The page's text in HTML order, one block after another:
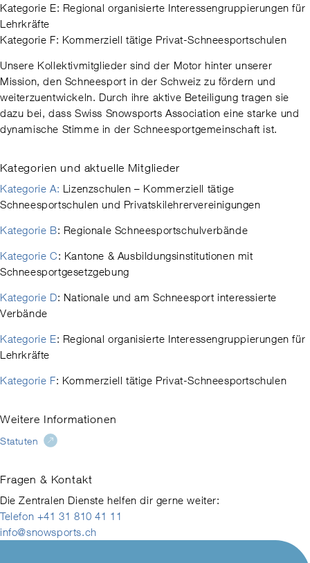
Kategorie E: Regional organisierte Interessengruppierungen für
Lehrkräfte
Kategorie F: Kommerziell tätige Privat-Schneesportschulen
Unsere Kollektivmitglieder sind der Motor hinter unserer
Mission, den Schneesport in der Schweiz zu fördern und
weiterzuentwickeln. Durch ihre aktive Beteiligung tragen sie
dazu bei, dass Swiss Snowsports Association eine starke und
dynamische Stimme in der Schneesportgemeinschaft ist.
Kategorien und aktuelle Mitglieder
Kategorie A: Lizenzschulen – Kommerziell tätige
Schneesportschulen und Privatskilehrervereinigungen
Kategorie B: Regionale Schneesportschulverbände
Kategorie C: Kantone & Ausbildungsinstitutionen mit
Schneesportgesetzgebung
Kategorie D: Nationale und am Schneesport interessierte
Verbände
Kategorie E: Regional organisierte Interessengruppierungen für
Lehrkräfte
Kategorie F: Kommerziell tätige Privat-Schneesportschulen
Weitere Informationen
Statuten
Fragen & Kontakt
Die Zentralen Dienste helfen dir gerne weiter:
Telefon +41 31 810 41 11
info@snowsports.ch